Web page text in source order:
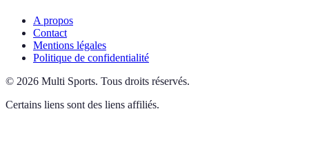
A propos
Contact
Mentions légales
Politique de confidentialité
© 2026 Multi Sports. Tous droits réservés.
Certains liens sont des liens affiliés.